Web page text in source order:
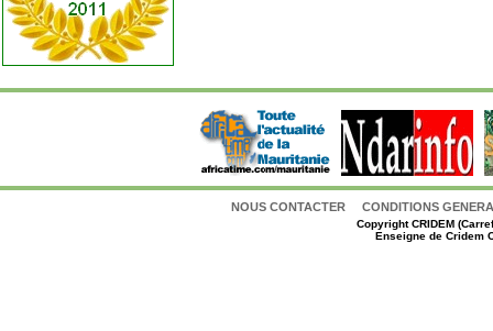
NOUS CONTACTER CONDITIONS
CopyrightCRIDEM
Enseigne de Cridem